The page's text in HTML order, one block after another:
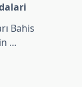
Bahis
...